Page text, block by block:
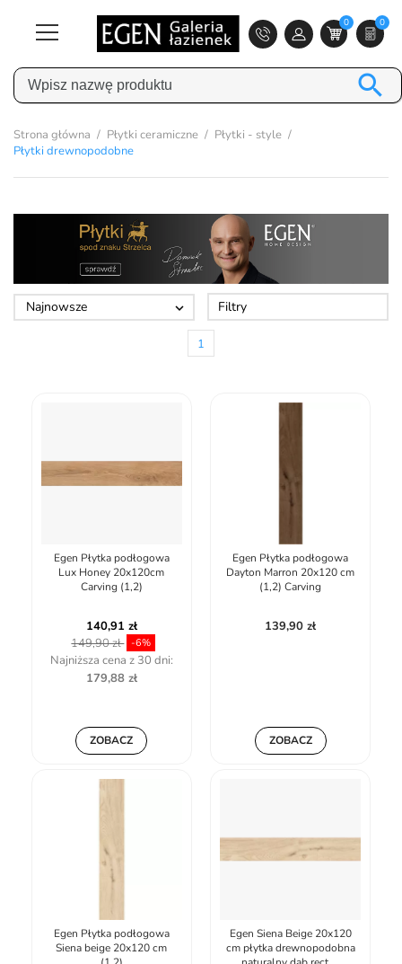
0 0

Strona główna Płytki ceramiczne
Płytki - style
Płytki drewnopodobne
Najnowsze  Filtry
1
Egen Płytka podłogowa
Lux Honey 20x120cm
Carving (1,2)
140,91 zł
149,90 zł -6%
Najniższa cena z 30 dni:
179,88 zł
ZOBACZ
Egen Płytka podłogowa
Dayton Marron 20x120 cm
(1,2) Carving
139,90 zł
ZOBACZ
Egen Płytka podłogowa
Siena beige 20x120 cm
Egen Siena Beige 20x120
cm płytka drewnopodobna